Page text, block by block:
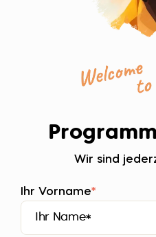
Wir sind
Ihr Vorname*